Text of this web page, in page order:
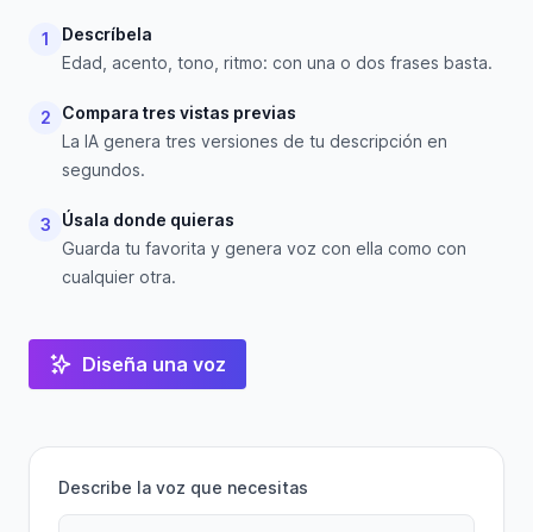
1
Descríbela
Edad, acento, tono, ritmo: con una o dos frases basta.
2
Compara tres vistas previas
La IA genera tres versiones de tu descripción en
segundos.
3
Úsala donde quieras
Guarda tu favorita y genera voz con ella como con
cualquier otra.
Diseña una voz
Describe la voz que necesitas